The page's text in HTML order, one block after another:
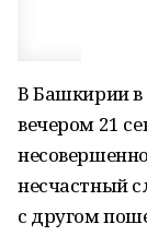
В Башкирии
вечером 21
несчастный
с другом